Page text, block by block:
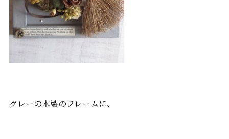
グレーの木製のフレームに、